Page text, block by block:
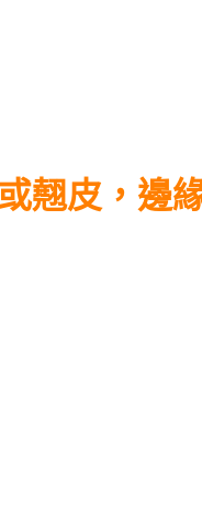
翹皮，邊